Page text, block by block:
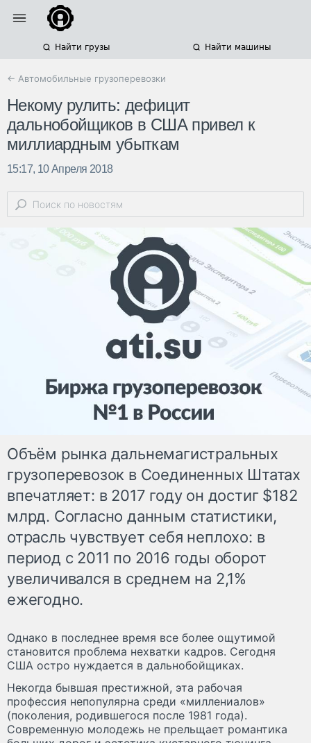
Найти грузы Найти машины
← Автомобильные грузоперевозки
Некому рулить: дефицит
дальнобойщиков в США привел к
миллиардным убыткам
15:17, 10 Апреля 2018
Объём рынка дальнемагистральных
грузоперевозок в Соединенных Штатах
впечатляет: в 2017 году он достиг $182
млрд. Согласно данным статистики,
отрасль чувствует себя неплохо: в
период c 2011 по 2016 годы оборот
увеличивался в среднем на 2,1%
ежегодно.
Однако в последнее время все более ощутимой
становится проблема нехватки кадров. Сегодня
США остро нуждается в дальнобойщиках.
Некогда бывшая престижной, эта рабочая
профессия непопулярна среди «миллениалов»
(поколения, родившегося после 1981 года).
Современную молодежь не прельщает романтика